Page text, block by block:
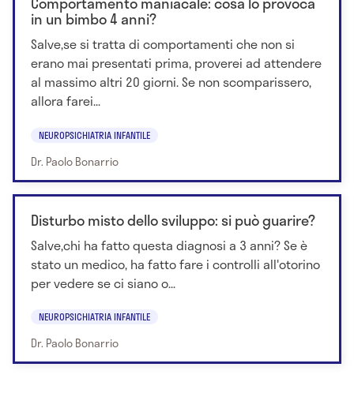
in un bimbo 4 anni?
Salve,se si tratta di comportamenti che non si
erano mai presentati prima, proverei ad attendere
al massimo altri 20 giorni. Se non scomparissero,
allora farei...
NEUROPSICHIATRIA INFANTILE
Dr. Paolo Bonarrio
Disturbo misto dello sviluppo: si può guarire?
Salve,chi ha fatto questa diagnosi a 3 anni? Se è
stato un medico, ha fatto fare i controlli all'otorino
per vedere se ci siano o...
NEUROPSICHIATRIA INFANTILE
Dr. Paolo Bonarrio